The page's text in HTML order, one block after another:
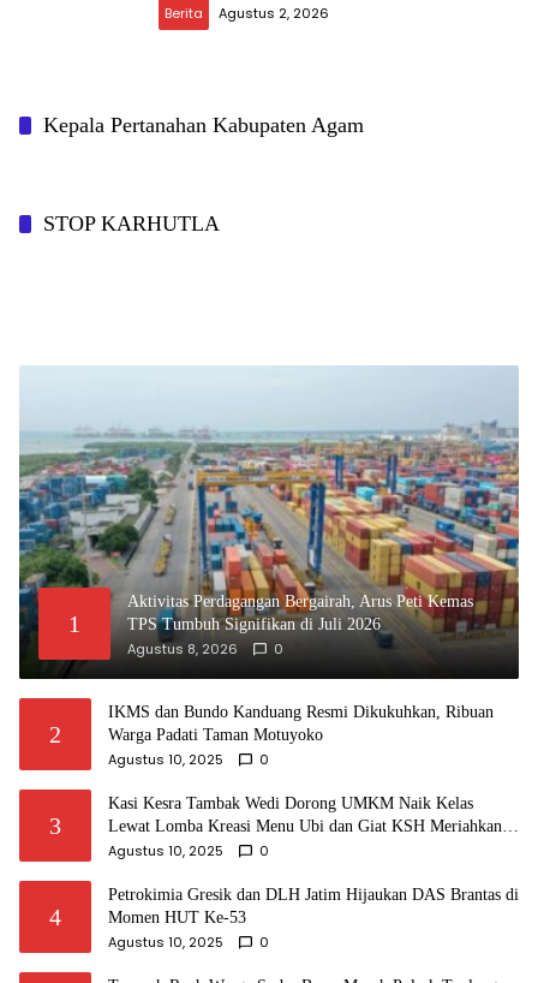
Berita Agustus 2, 2026
Kepala Pertanahan Kabupaten Agam
STOP KARHUTLA
1
Aktivitas Perdagangan Bergairah, Arus Peti Kemas
TPS Tumbuh Signifikan di Juli 2026
Agustus 8, 2026 0
2
IKMS dan Bundo Kanduang Resmi Dikukuhkan, Ribuan
Warga Padati Taman Motuyoko
Agustus 10, 2025 0
3
Kasi Kesra Tambak Wedi Dorong UMKM Naik Kelas
Lewat Lomba Kreasi Menu Ubi dan Giat KSH Meriahkan
HUT RI
Agustus 10, 2025 0
4
Petrokimia Gresik dan DLH Jatim Hijaukan DAS Brantas di
Momen HUT Ke-53
Agustus 10, 2025 0